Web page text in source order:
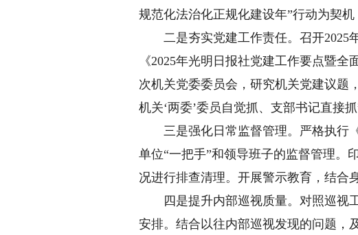
规范化法治化正规化建设年”行动为契机
二是夯实党建工作责任。召开2025
《2025年光明日报社党建工作要点暨
次机关党委委员会，研究机关党建议题
机关‘两委’委员自觉抓、支部书记直接抓
三是强化日常监督管理。严格执行《
单位“一把手”和领导班子的监督管理。
况进行排查清理。开展警示教育，结合
四是提升内部巡视质量。对照巡视工
安排。结合以往内部巡视发现的问题，